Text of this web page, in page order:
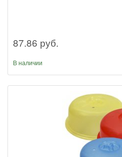
87.86 руб.
В наличии